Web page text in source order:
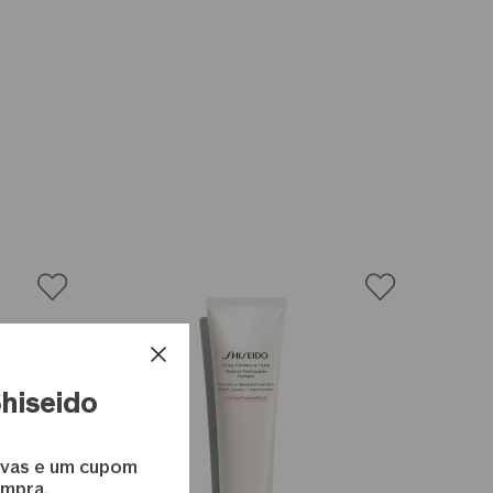
e um cupom